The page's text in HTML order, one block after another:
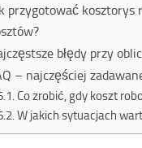
przygotować
błędy przy
– najczęściej
Co zrobić, gdy koszt
W jakich sytuacjach